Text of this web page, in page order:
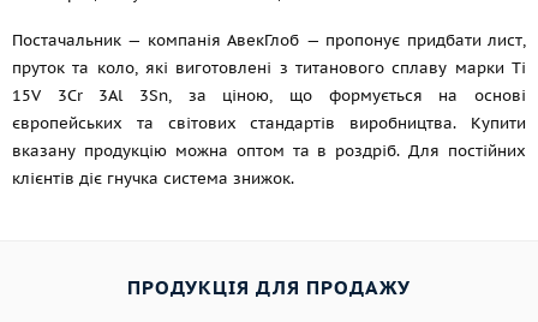
Постачальник — компанія АвекГлоб — пропонує придбати лист,
пруток та коло, які виготовлені з титанового сплаву марки Ti
15V 3Cr 3Al 3Sn, за ціною, що формується на основі
європейських та світових стандартів виробництва. Купити
вказану продукцію можна оптом та в роздріб. Для постійних
клієнтів діє гнучка система знижок.
ПРОДУКЦІЯ ДЛЯ ПРОДАЖУ